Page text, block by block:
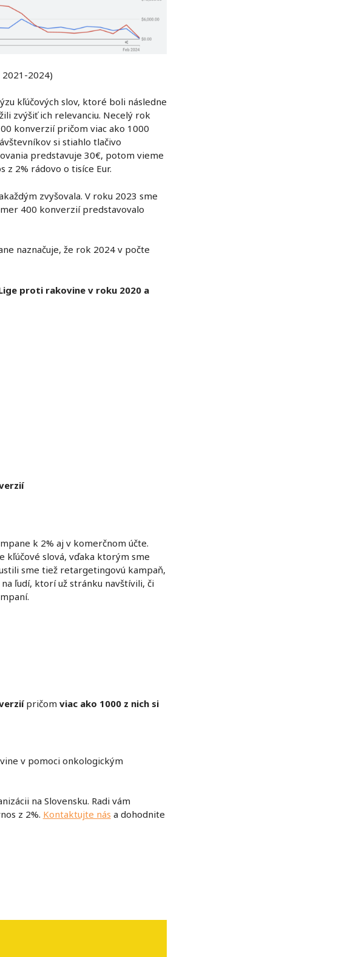
2024)
kľúčových slov, ktoré boli následne
zvýšiť ich relevanciu. Necelý rok
konverzií pričom viac ako 1000
si stiahlo tlačivo
predstavuje 30€, potom vieme
z 2% rádovo o tisíce Eur.
zvyšovala. V roku 2023 sme
400 konverzií predstavovalo
naznačuje, že rok 2024 v počte
proti rakovine v roku 2020 a
k 2% aj v komerčnom účte.
kľúčové slová, vďaka ktorým sme
sme tiež retargetingovú kampaň,
ľudí, ktorí už stránku navštívili, či
pričom viac ako 1000 z nich si
v pomoci onkologickým
na Slovensku. Radi vám
z 2%. Kontaktujte nás a dohodnite